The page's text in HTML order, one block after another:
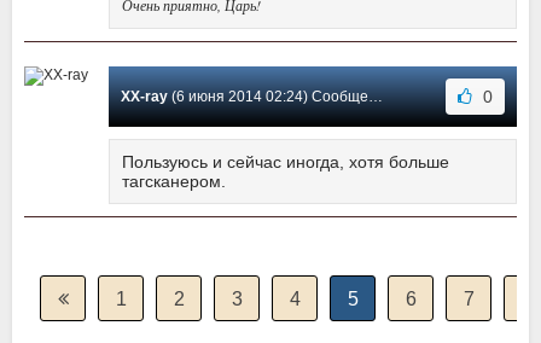
Очень приятно, Царь!
XX-ray(6 июня 2014 02:24) Сообщение #63 0
Пользуюсь и сейчас иногда, хотя больше
тагсканером.
1 2 3 4 5 6 7